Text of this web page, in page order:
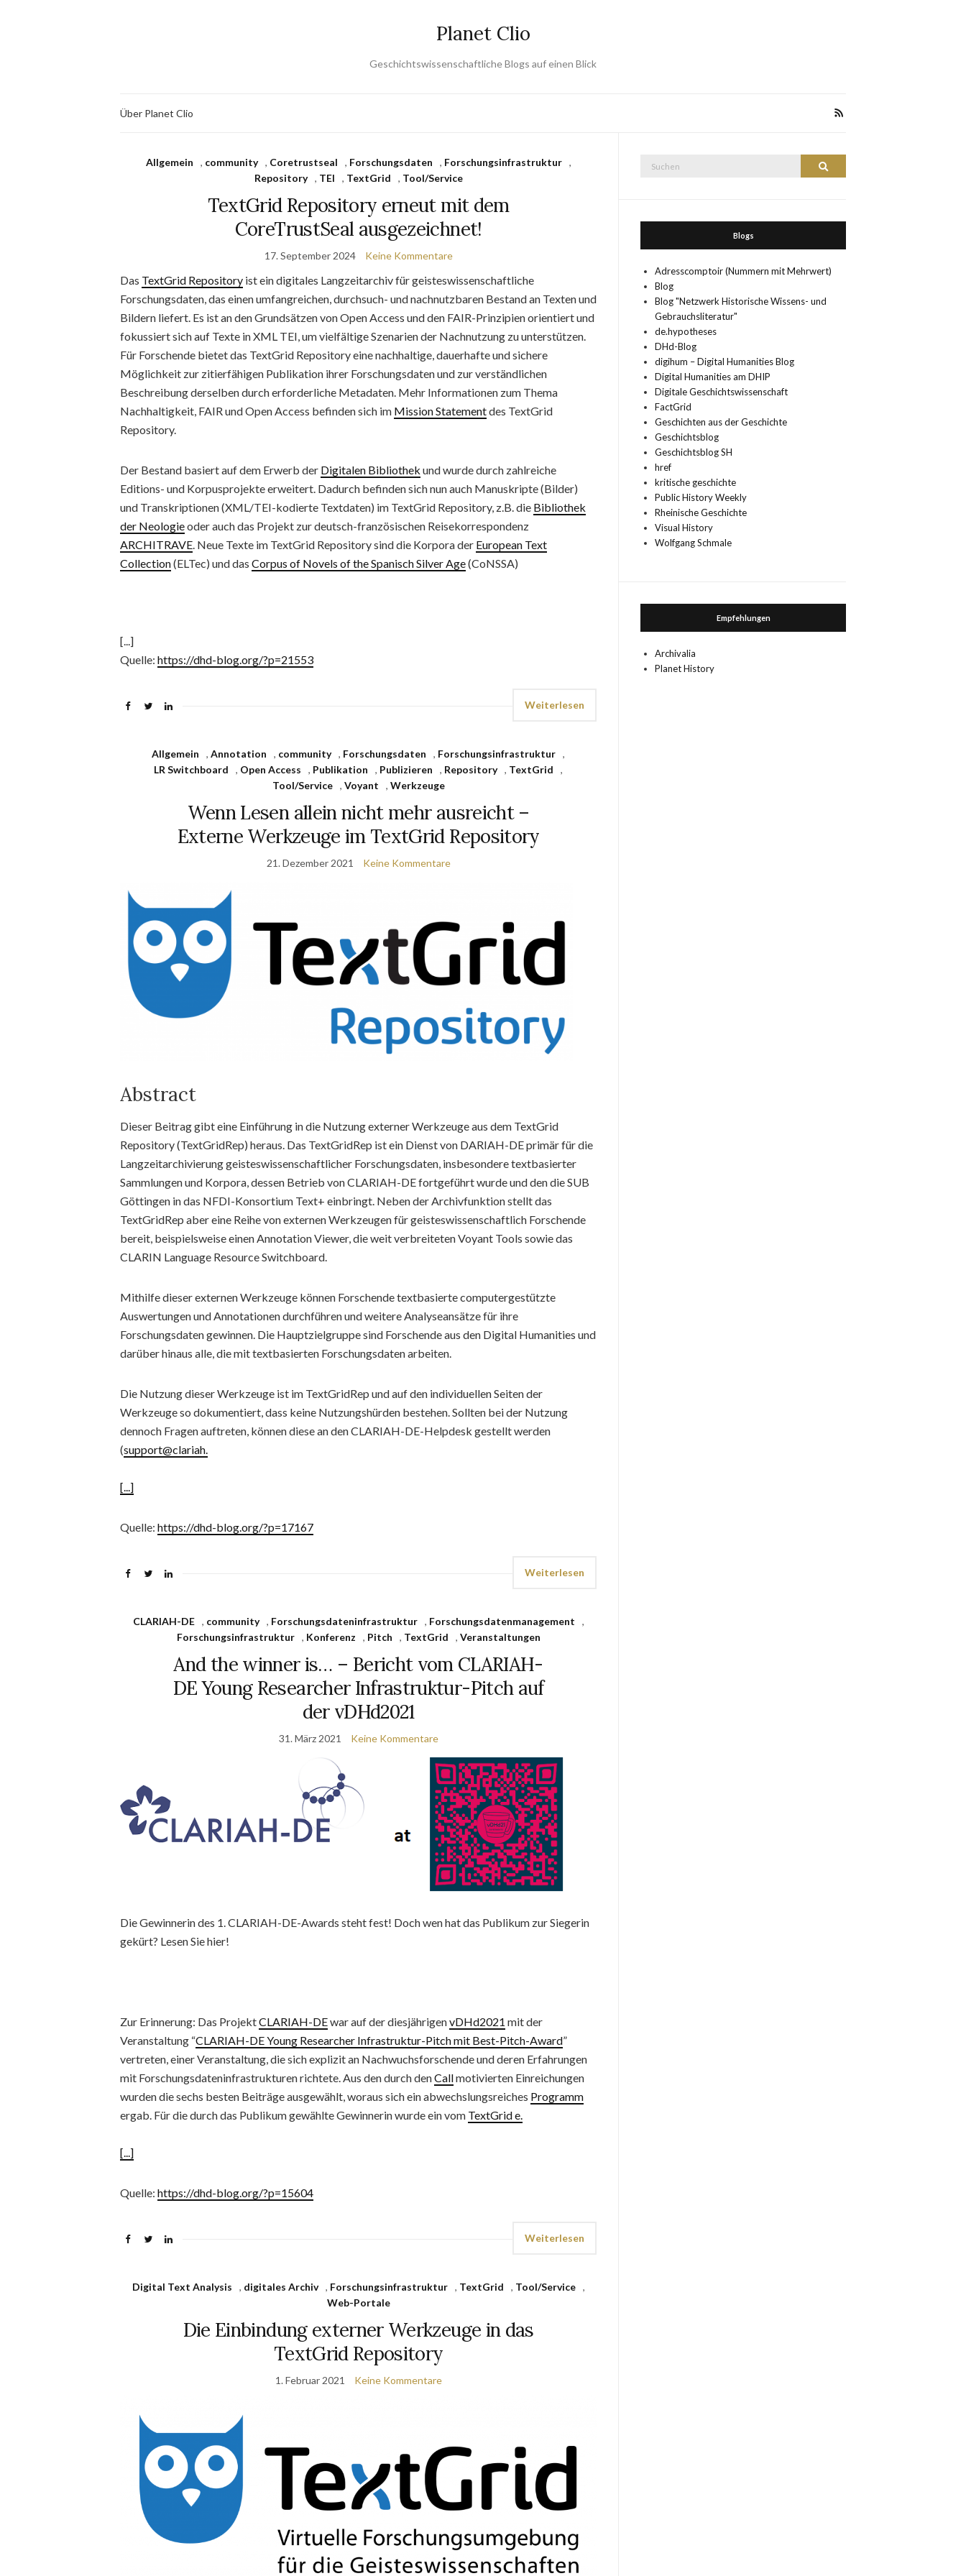
Planet Clio
Geschichtswissenschaftliche Blogs auf einen Blick
Über Planet Clio
Allgemein , community , Coretrustseal , Forschungsdaten , Forschungsinfrastruktur
,
Repository
, TEI , TextGrid , Tool/Service
TextGrid Repository erneut mit dem
CoreTrustSeal ausgezeichnet!
17. September 2024 Keine Kommentare
Das TextGrid Repository ist ein digitales Langzeitarchiv für geisteswissenschaftliche
Forschungsdaten, das einen umfangreichen, durchsuch- und nachnutzbaren Bestand an Texten und
Bildern liefert. Es ist an den Grundsätzen von Open Access und den FAIR-Prinzipien orientiert und
fokussiert sich auf Texte in XML TEI, um vielfältige Szenarien der Nachnutzung zu unterstützen.
Für Forschende bietet das TextGrid Repository eine nachhaltige, dauerhafte und sichere
Möglichkeit zur zitierfähigen Publikation ihrer Forschungsdaten und zur verständlichen
Beschreibung derselben durch erforderliche Metadaten. Mehr Informationen zum Thema
Nachhaltigkeit, FAIR und Open Access befinden sich im Mission Statementdes TextGrid
Repository.
Der Bestand basiert auf dem Erwerb der Digitalen Bibliothek und wurde durch zahlreiche
Editions- und Korpusprojekte erweitert. Dadurch befinden sich nun auch Manuskripte (Bilder)
und Transkriptionen (XML/TEI-kodierte Textdaten) im TextGrid Repository, z.B. die Bibliothek
der Neologieoder auch das Projekt zur deutsch-französischen Reisekorrespondenz
ARCHITRAVE. Neue Texte im TextGrid Repository sind die Korpora der European Text
Collection(ELTec) und das Corpus of Novels of the Spanisch Silver Age(CoNSSA)
[...]
Quelle: https://dhd-blog.org/?p=21553
Weiterlesen
Allgemein ,Annotation , community , Forschungsdaten , Forschungsinfrastruktur ,
LR Switchboard
, Open Access , Publikation , Publizieren , Repository , TextGrid
,
Tool/Service
, Voyant , Werkzeuge
Wenn Lesen allein nicht mehr ausreicht –
Externe Werkzeuge im TextGrid Repository
21. Dezember 2021 Keine Kommentare
Abstract
Dieser Beitrag gibt eine Einführung in die Nutzung externer Werkzeuge aus dem TextGrid
Repository (TextGridRep) heraus. Das TextGridRep ist ein Dienst von DARIAH-DE primär für die
Langzeitarchivierung geisteswissenschaftlicher Forschungsdaten, insbesondere textbasierter
Sammlungen und Korpora, dessen Betrieb von CLARIAH-DE fortgeführt wurde und den die SUB
Göttingen in das NFDI-Konsortium Text+ einbringt. Neben der Archivfunktion stellt das
TextGridRep aber eine Reihe von externen Werkzeugen für geisteswissenschaftlich Forschende
bereit, beispielsweise einen Annotation Viewer, die weit verbreiteten Voyant Tools sowie das
CLARIN Language Resource Switchboard.
Mithilfe dieser externen Werkzeuge können Forschende textbasierte computergestützte
Auswertungen und Annotationen durchführen und weitere Analyseansätze für ihre
Forschungsdaten gewinnen. Die Hauptzielgruppe sind Forschende aus den Digital Humanities und
darüber hinaus alle, die mit textbasierten Forschungsdaten arbeiten.
Die Nutzung dieser Werkzeuge ist im TextGridRep und auf den individuellen Seiten der
Werkzeuge so dokumentiert, dass keine Nutzungshürden bestehen. Sollten bei der Nutzung
dennoch Fragen auftreten, können diese an den CLARIAH-DE-Helpdesk gestellt werden
(support@clariah.
[...]
Quelle: https://dhd-blog.org/?p=17167
Weiterlesen
CLARIAH-DE , community , Forschungsdateninfrastruktur , Forschungsdatenmanagement
,
Forschungsinfrastruktur
, Konferenz , Pitch , TextGrid , Veranstaltungen
And the winner is… – Bericht vom CLARIAH-
DE Young Researcher Infrastruktur-Pitch auf
der vDHd2021
31. März 2021 Keine Kommentare
Die Gewinnerin des 1. CLARIAH-DE-Awards steht fest! Doch wen hat das Publikum zur Siegerin
gekürt? Lesen Sie hier!
Zur Erinnerung: Das ProjektCLARIAH-DEwar auf der diesjährigenvDHd2021 mit der
Veranstaltung “CLARIAH-DE Young Researcher Infrastruktur-Pitch mit Best-Pitch-Award”
vertreten, einer Veranstaltung, die sich explizit an Nachwuchsforschende und deren Erfahrungen
mit Forschungsdateninfrastrukturen richtete. Aus den durch denCallmotivierten Einreichungen
wurden die sechs besten Beiträge ausgewählt, woraus sich ein abwechslungsreiches Programm
ergab. Für die durch das Publikum gewählte Gewinnerin wurde ein vom TextGrid e.
[...]
Quelle: https://dhd-blog.org/?p=15604
Weiterlesen
Digital Text Analysis , digitales Archiv , Forschungsinfrastruktur , TextGrid , Tool/Service
,
Web-Portale
Die Einbindung externer Werkzeuge in das
TextGrid Repository
1. Februar 2021 Keine Kommentare
Suchen
Blogs
Adresscomptoir (Nummern mit Mehrwert)
Blog
Blog "Netzwerk Historische Wissens- und
Gebrauchsliteratur"
de.hypotheses
DHd-Blog
digihum – Digital Humanities Blog
Digital Humanities am DHIP
Digitale Geschichtswissenschaft
FactGrid
Geschichten aus der Geschichte
Geschichtsblog
Geschichtsblog SH
href
kritische geschichte
Public History Weekly
Rheinische Geschichte
Visual History
Wolfgang Schmale
Empfehlungen
Archivalia
Planet History